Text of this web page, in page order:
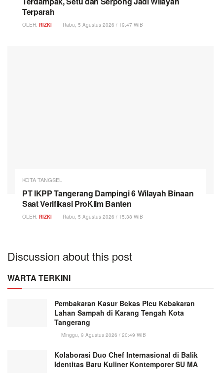
Terparah
OLEH: RIZKI Rabu, 5 Agustus 2026 / 19:47 WIB
KOTA TANGSEL
PT IKPP Tangerang Dampingi 6 Wilayah Binaan
Saat Verifikasi ProKlim Banten
OLEH: RIZKI Rabu, 5 Agustus 2026 / 15:38 WIB
Discussion about this post
WARTA TERKINI
Pembakaran Kasur Bekas Picu Kebakaran
Lahan Sampah di Karang Tengah Kota
Tangerang
Minggu, 9 Agustus 2026 / 20:49 WIB
Kolaborasi Duo Chef Internasional di Balik
Identitas Baru Kuliner Kontemporer SU MA